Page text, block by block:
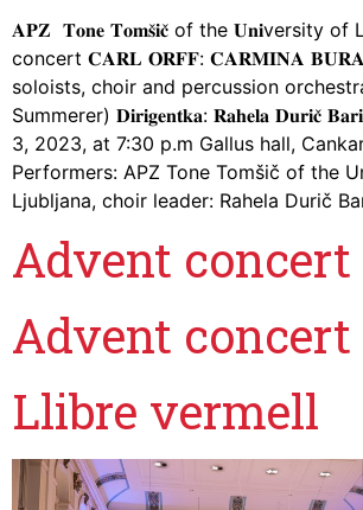
𝐀𝐏𝐙 𝐓𝐨𝐧𝐞 𝐓𝐨𝐦𝐬̌𝐢𝐜̌ of the 𝐔𝐧𝐢versity of
concert 𝐂𝐀𝐑𝐋 𝐎𝐑𝐅𝐅: 𝐂𝐀𝐑𝐌𝐈𝐍𝐀
soloists, choir and percussion
Summerer) 𝐃𝐢𝐫𝐢𝐠𝐞𝐧𝐭𝐤𝐚: 𝐑𝐚𝐡𝐞𝐥𝐚 𝐃𝐮𝐫𝐢𝐜̌
3, 2023, at 7:30 p.m Gallus hall,
Performers: APZ Tone Tomšič of the
Ljubljana, choir leader: Rahela Durič
Advent concert
Advent concert
Llibre vermell